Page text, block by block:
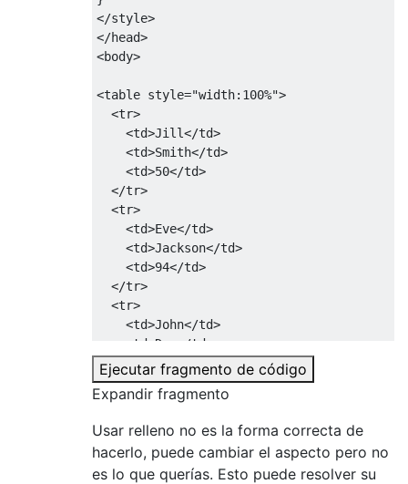
</style>
</head>
<body>
<table style="width: 100%">
<tr>
<td>Jill</td>
<td>Smith</td>
<td>50</td>
</tr>
<tr>
<td>Eve</td>
<td>Jackson</td>
<td>94</td>
</tr>
<tr>
<td>John</td>
<td> Doe
</td>
<td>80</td>
</tr>
</table>
</body>
</html>
Ejecutar fragmento de código
Expandir fragmento
Usar relleno no es la forma correcta de
hacerlo, puede cambiar el aspecto pero no
es lo que querías. Esto puede resolver su